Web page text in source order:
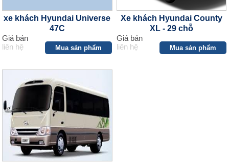
xe khách Hyundai Universe
47C
Giá bán
liên hệ
Mua sản phẩm
Xe khách Hyundai County
XL - 29 chỗ
Giá bán
liên hệ
Mua sản phẩm